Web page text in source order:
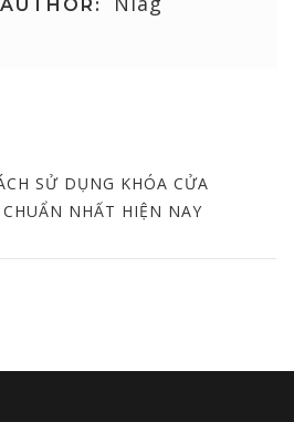
SỬ DỤNG KHÓA CỬA
NHẤT HIỆN NAY